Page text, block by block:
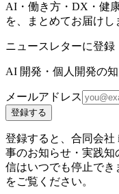
AI・働き方・DX・健
を、まとめてお届けし
ニュースレターに登録
AI 開発・個人開発の
メールアドレス
登録する
登録すると、合同会
事のお知らせ・実践
信はいつでも停止で
をご覧ください。